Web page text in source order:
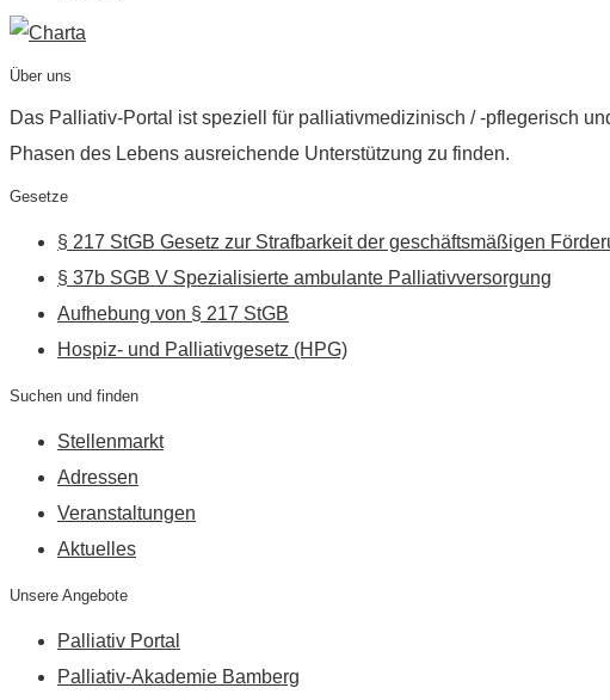
Über uns
Das Palliativ-Portal ist speziell für palliativmedizinisch / -pflegerisch
Phasen des Lebens ausreichende Unterstützung zu finden.
Gesetze
§ 217 StGB Gesetz zur Strafbarkeit der geschäftsmäßigen
§ 37b SGB V Spezialisierte ambulante Palliativversorgung
Aufhebung von § 217 StGB
Hospiz- und Palliativgesetz (HPG)
Suchen und finden
Stellenmarkt
Adressen
Veranstaltungen
Aktuelles
Unsere Angebote
Palliativ Portal
Palliativ-Akademie Bamberg